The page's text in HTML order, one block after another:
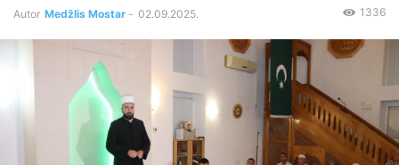
Autor Medžlis Mostar - 02.09.2025. 1336